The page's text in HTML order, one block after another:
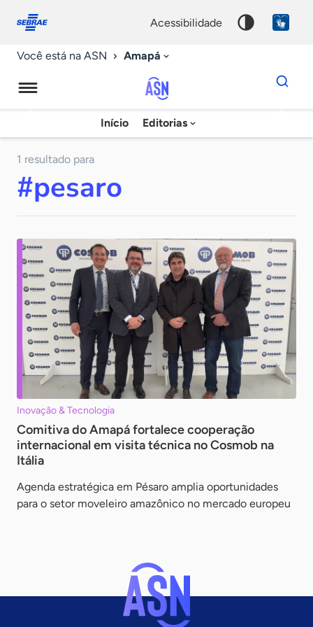
conosco
acessibilidade
Você está na ASN Amapá
Agência
Sebrae
Início Editorias
Dados
para
chave
1 resultado para
#pesaro
Inovação & Tecnologia
Comitiva do Amapá fortalece cooperação
internacional em visita técnica no Cosmob na
Itália
Agenda estratégica em Pésaro amplia oportunidades
para o setor moveleiro amazônico no mercado europeu